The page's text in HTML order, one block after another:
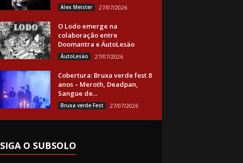
Alex Meister 27/07/2026
O Lodo emerge na
colaboração entre
Doomantra e ÄutoLesäo
ÄutoLesäo 27/07/2026
Cobertura: Bruxa verde fest 8
anos – Meroth, Deadpan,
Sangue de...
Bruxa verde Fest 27/07/2026
SIGA O SUBSOLO